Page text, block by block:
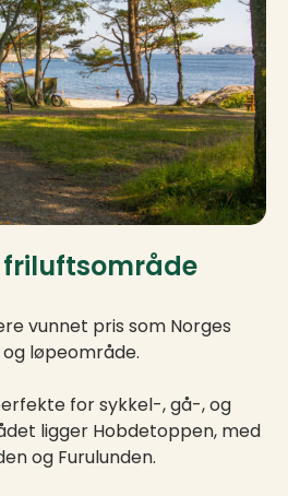
friluftsområde
vunnet pris som Norges
løpeområde.
for sykkel-, gå-, og
ligger Hobdetoppen, med
og Furulunden.